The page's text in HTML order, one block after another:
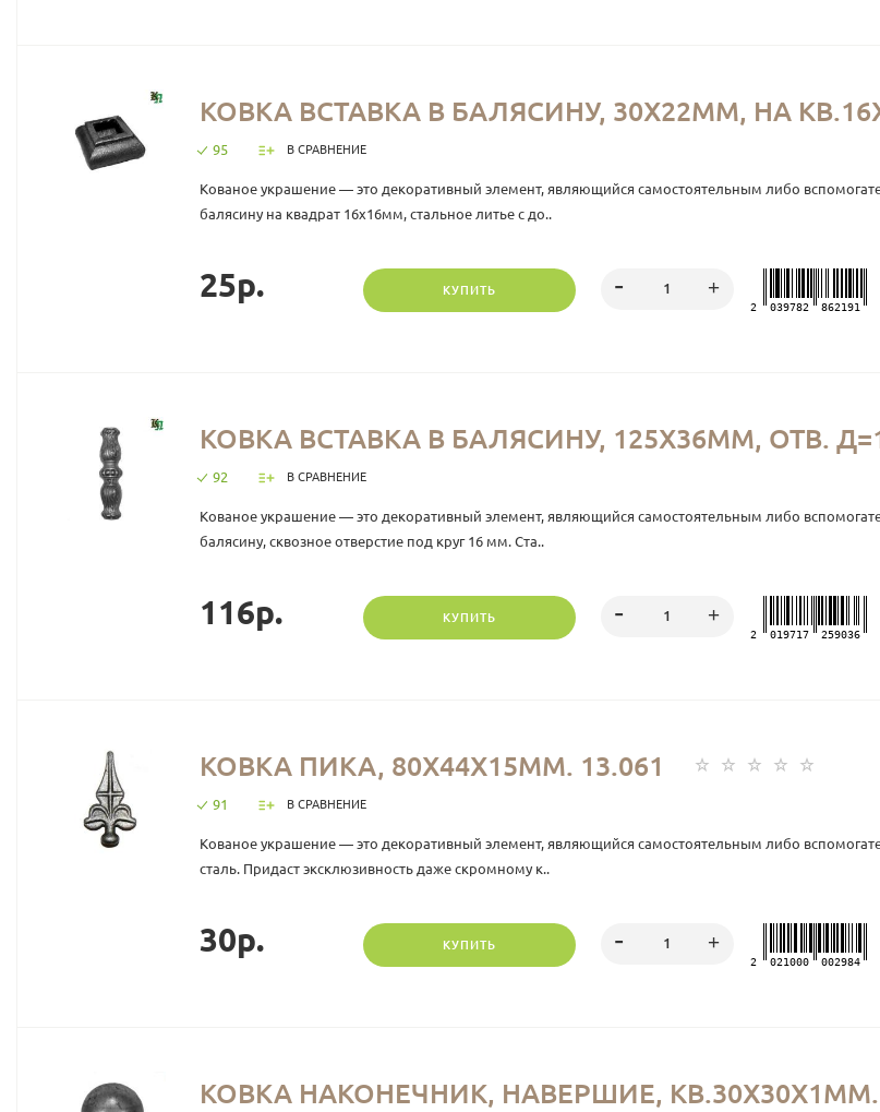
КОВКА ВСТАВКА В БАЛЯСИНУ, 30Х22ММ, НА
95 В СРАВНЕНИЕ
Кованое украшение — это декоративный элемент, являющийся самостоятельным либо
балясину на квадрат 16х16мм, стальное литье с до..
25р. КУПИТЬ
2 039782 862191
КОВКА ВСТАВКА В БАЛЯСИНУ, 125Х36ММ, ОТВ.
92 В СРАВНЕНИЕ
Кованое украшение — это декоративный элемент, являющийся самостоятельным либо
балясину, сквозное отверстие под круг 16 мм. Ста..
116р. КУПИТЬ
2 019717 259036
КОВКА ПИКА, 80Х44Х15ММ. 13.061
91 В СРАВНЕНИЕ
Кованое украшение — это декоративный элемент, являющийся самостоятельным либо
сталь. Придаст эксклюзивность даже скромному к..
30р. КУПИТЬ
2 021000 002984
КОВКА НАКОНЕЧНИК, НАВЕРШИЕ, КВ.30Х30Х1ММ.